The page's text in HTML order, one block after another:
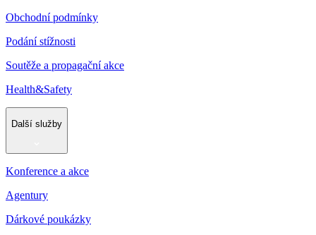
Obchodní podmínky
Podání stížnosti
Soutěže a propagační akce
Health&Safety
Další služby
Konference a akce
Agentury
Dárkové poukázky